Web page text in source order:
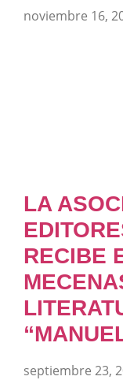
noviembre 16,
LA
RECIBE
septiembre 23,